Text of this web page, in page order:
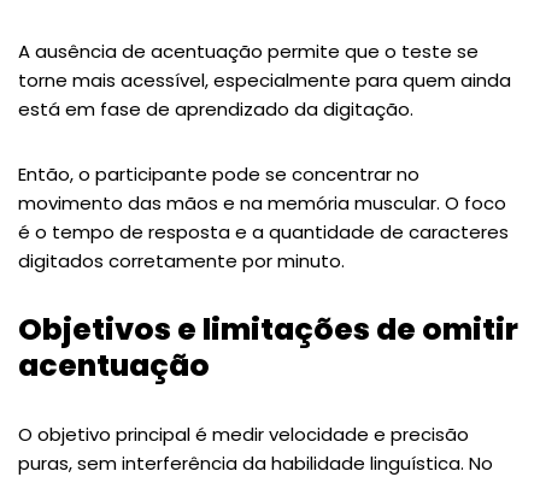
A ausência de acentuação permite que o teste se
torne mais acessível, especialmente para quem ainda
está em fase de aprendizado da digitação.
Então, o participante pode se concentrar no
movimento das mãos e na memória muscular. O foco
é o tempo de resposta e a quantidade de caracteres
digitados corretamente por minuto.
Objetivos e limitações de omitir
acentuação
O objetivo principal é medir velocidade e precisão
puras, sem interferência da habilidade linguística. No